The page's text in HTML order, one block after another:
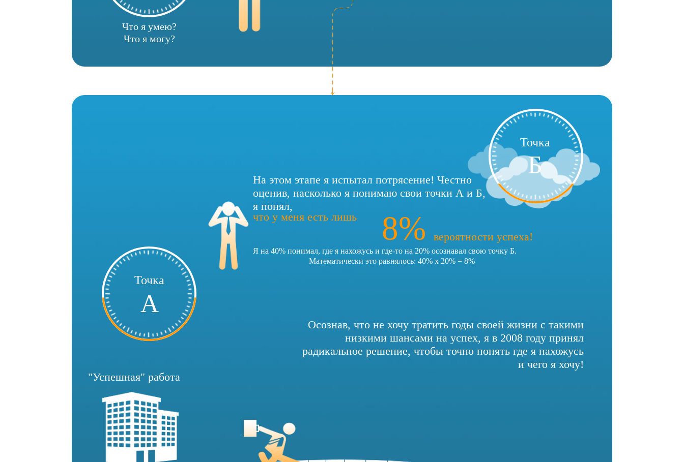
Что я умею?
Что я могу?
На этом этапе я испытал потрясение! Честно
оценив, насколько я понимаю свои точки А и Б,
я понял,
что у меня есть лишь
вероятности успеха!
8%
Я на 40% понимал, где я нахожусь и где-то на 20% осознавал свою точку Б.
"Успешная" работа
Б
Точка
А
Точка
Математически это равнялось: 40% x 20% = 8%
Осознав, что не хочу тратить годы своей жизни с такими
низкими шансами на успех, я в 2008 году принял
радикальное решение, чтобы точно понять где я нахожусь
и чего я хочу!